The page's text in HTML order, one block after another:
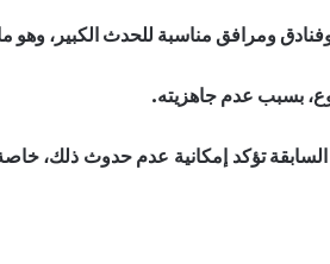
بسبب عدم جاهزيته.